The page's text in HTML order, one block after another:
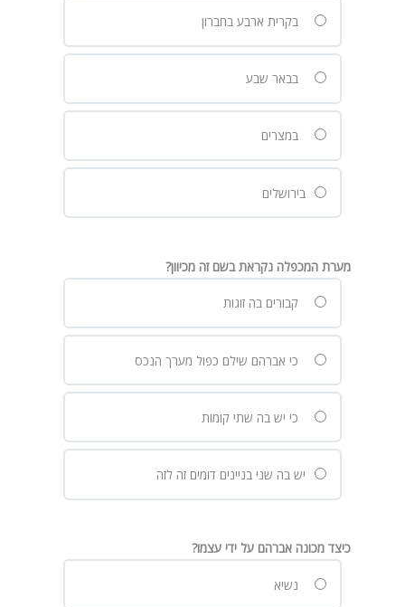
בקרית ארבע בחברון
בבאר שבע
במצרים
בירושלים
מערת המכפלה נקראת בשם זה מכיוון?
קבורים בה זוגות
כי אברהם שילם כפול מערך הנכס
כי יש בה שתי קומות
יש בה שני בניינים דומים זה לזה
כיצד מכונה אברהם על ידי עצמו?
נשיא